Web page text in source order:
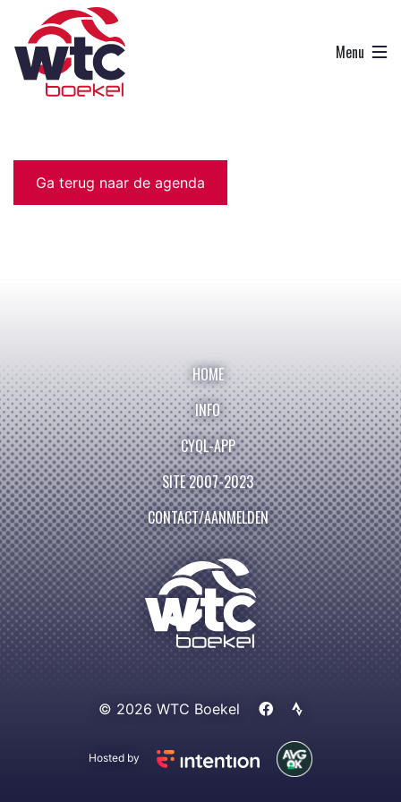
Ga terug naar de agenda
HOME
INFO
CYQL-APP
SITE 2007-2023
CONTACT/AANMELDEN
© 2026 WTC Boekel
Hosted by